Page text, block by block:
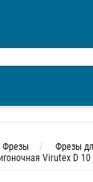
Фрезы
Фрезы
Virutex D